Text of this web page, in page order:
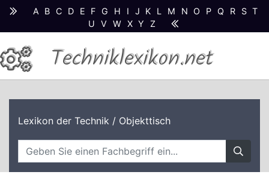
A B C D E F G H I J K L M N O P Q R S T
U
V W X Y Z
Techniklexikon.net
Lexikon der Technik / Objekttisch